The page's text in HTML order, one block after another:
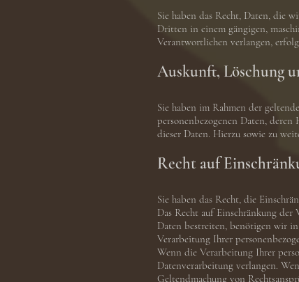
Sie haben das Recht, Daten, die
Dritten in einem gängigen,
Verantwortlichen verlangen,
Auskunft, Löschung
Sie haben im Rahmen der
personenbezogenen Daten,
dieser Daten. Hierzu sowie zu
Recht auf
Sie haben das Recht, die
Das Recht auf Einschränkung
Daten bestreiten, benötigen wir
Verarbeitung Ihrer
Wenn die Verarbeitung Ihrer
Datenverarbeitung verlangen.
Geltendmachung von